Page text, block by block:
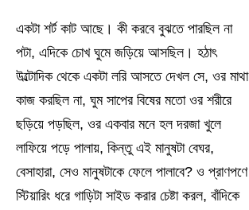
একটা শর্ট কাট আছে। কী করবে বুঝতে পারছিল না
পটা, এদিকে চোখ ঘুমে জড়িয়ে আসছিল। হঠাৎ
উল্টোদিক থেকে একটা লরি আসতে দেখল সে, ওর মাথা
কাজ করছিল না, ঘুম সাপের বিষের মতো ওর শরীরে
ছড়িয়ে পড়ছিল, ওর একবার মনে হল দরজা খুলে
লাফিয়ে পড়ে পালায়, কিন্তু এই মানুষটা বেঘর,
বেসাহারা, সেও মানুষটাকে ফেলে পালাবে? ও প্রাণপণে
স্টিয়ারিং ধরে গাড়িটা সাইড করার চেষ্টা করল, বাঁদিকে